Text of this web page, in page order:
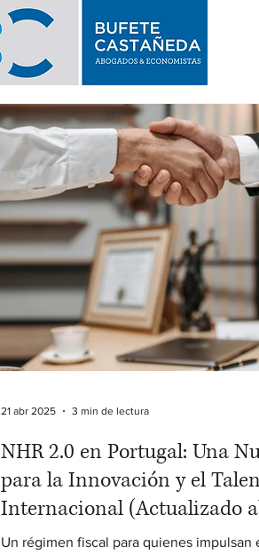
NHR 2.0 en Portugal: Una
para la Innovación y el
Internacional (Actualizado
Un régimen fiscal para quienes impulsan
21 abr 2025 3 min de lectura